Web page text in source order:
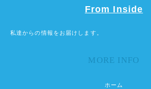
From Inside
私達からの情報をお届けします。
MORE INFO
ホーム